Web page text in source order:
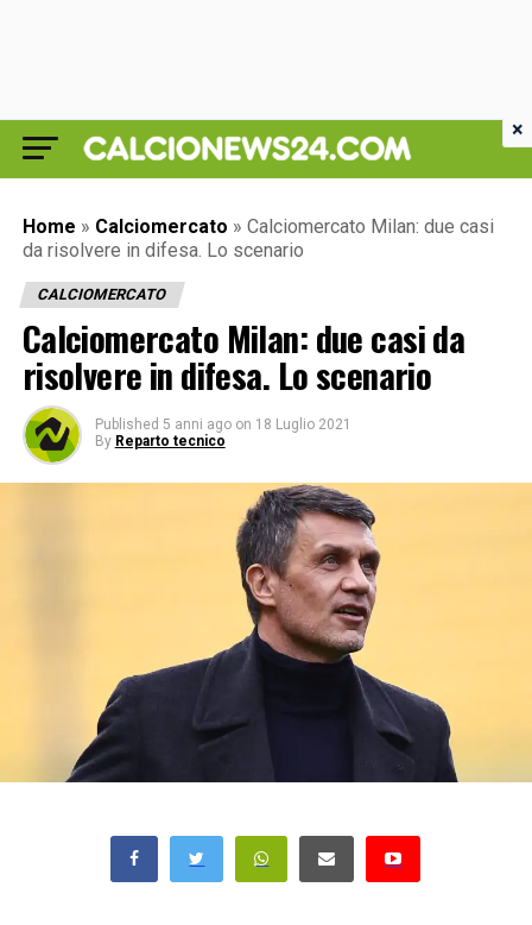
Home » Calciomercato » Calciomercato Milan: due casi
da risolvere in difesa. Lo scenario
CALCIOMERCATO
Calciomercato Milan: due casi da
risolvere in difesa. Lo scenario
Published 5 anni ago on 18 Luglio 2021
By Reparto tecnico
×